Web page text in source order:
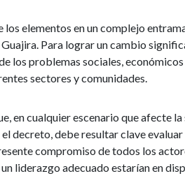
los elementos en un complejo
Para lograr un cambio
los problemas sociales,
sectores y comunidades.
en cualquier escenario que afecte
decreto, debe resultar clave
compromiso de todos los
liderazgo adecuado estarían en